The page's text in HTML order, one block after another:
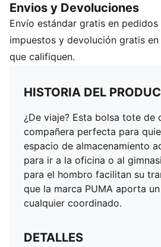
aporta un toque genial a
DETALLES
Confección de algodón y
Banda de hombro
Envios y Devoluciones
Envío estándar gratis en
impuestos y devolución gratis
que califiquen.
HISTORIA DEL
¿De viaje? Esta bolsa tote de
compañera perfecta para
espacio de almacenamiento
para ir a la oficina o al
para el hombro facilitan su
que la marca PUMA aporta
cualquier coordinado.
DETALLES